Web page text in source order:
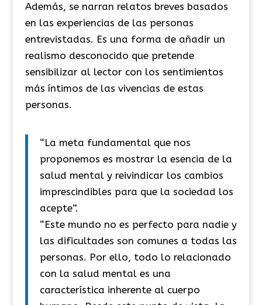
Además, se narran relatos breves basados
en las experiencias de las personas
entrevistadas. Es una forma de añadir un
realismo desconocido que pretende
sensibilizar al lector con los sentimientos
más íntimos de las vivencias de estas
personas.
“La meta fundamental que nos
proponemos es mostrar la esencia de la
salud mental y reivindicar los cambios
imprescindibles para que la sociedad los
acepte”.
“Este mundo no es perfecto para nadie y
las dificultades son comunes a todas las
personas. Por ello, todo lo relacionado
con la salud mental es una
característica inherente al cuerpo